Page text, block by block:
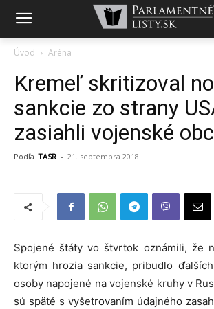
Úvod Aréna
Kremeľ skritizoval
sankcie zo strany
zasiahli vojenské
Podľa TASR - 21. septembra 2018
Spojené štáty vo štvrtok oznámili, že
ktorým hrozia sankcie, pribudlo
osoby napojené na vojenské kruhy v
sú späté s vyšetrovaním údajného